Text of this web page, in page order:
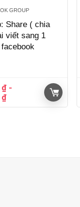
GROUP
Share ( chia
viết sang 1
₫ -
₫